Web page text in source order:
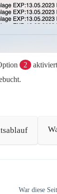
2
War diese